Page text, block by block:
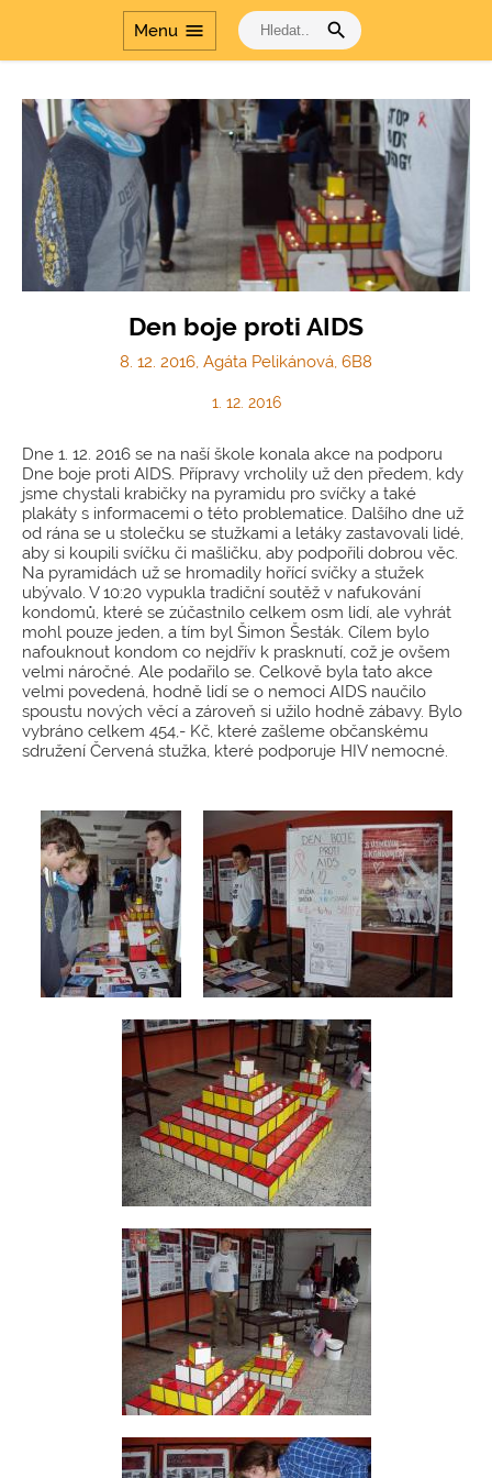
Menu menu search
Den boje proti AIDS
8. 12. 2016, Agáta Pelikánová, 6B8
1. 12. 2016
Dne 1. 12. 2016 se na naší škole konala akce na podporu
Dne boje proti AIDS. Přípravy vrcholily už den předem, kdy
jsme chystali krabičky na pyramidu pro svíčky a také
plakáty s informacemi o této problematice. Dalšího dne už
od rána se u stolečku se stužkami a letáky zastavovali lidé,
aby si koupili svíčku či mašličku, aby podpořili dobrou věc.
Na pyramidách už se hromadily hořící svíčky a stužek
ubývalo. V 10:20 vypukla tradiční soutěž v nafukování
kondomů, které se zúčastnilo celkem osm lidí, ale vyhrát
mohl pouze jeden, a tím byl Šimon Šesták. Cílem bylo
nafouknout kondom co nejdřív k prasknutí, což je ovšem
velmi náročné. Ale podařilo se. Celkově byla tato akce
velmi povedená, hodně lidí se o nemoci AIDS naučilo
spoustu nových věcí a zároveň si užilo hodně zábavy. Bylo
vybráno celkem 454,- Kč, které zašleme občanskému
sdružení Červená stužka, které podporuje HIV nemocné.